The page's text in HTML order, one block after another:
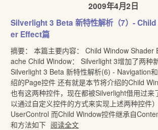
2009年4月2日
Silverlight 3 Beta 新特性解析（7）-
er Effect篇
摘要： 本篇主要内容： Child Window Shader
ache Child Window： Silverlight 3增加了两种
Silverlight 3 Beta 新特性解析(6) - Navigation
绍的Page控件 还有就是本节将介绍的Child
也有这两种控件，现在都被Silverlight借用过来
以通过自定义控件的方式来实现上述两种控件
UserControl 而Child Window控件继承自
和方法如下 阅读全文